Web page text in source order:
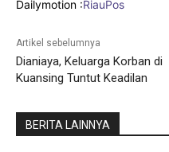
Dailymotion :RiauPos
Artikel sebelumnya
Dianiaya, Keluarga Korban di
Kuansing Tuntut Keadilan
BERITA LAINNYA